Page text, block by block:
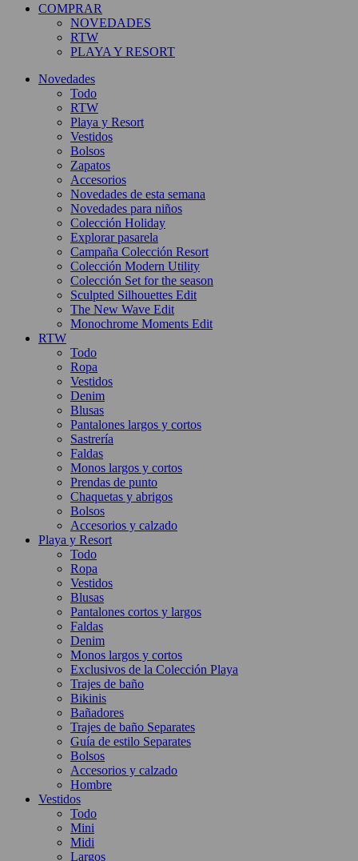
COMPRAR
NOVEDADES
RTW
PLAYA Y RESORT
Novedades
Todo
RTW
Playa y Resort
Vestidos
Bolsos
Zapatos
Accesorios
Novedades de esta semana
Novedades para niños
Colección Holiday
Explorar pasarela
Campaña Colección Resort
Colección Modern Utility
Colección Set for the season
Sculpted Silhouettes Edit
The New Wave Edit
Monochrome Moments Edit
RTW
Todo
Ropa
Vestidos
Denim
Blusas
Pantalones largos y cortos
Sastrería
Faldas
Monos largos y cortos
Prendas de punto
Chaquetas y abrigos
Bolsos
Accesorios y calzado
Playa y Resort
Todo
Ropa
Vestidos
Blusas
Pantalones cortos y largos
Faldas
Denim
Monos largos y cortos
Exclusivos de la Colección Playa
Trajes de baño
Bikinis
Bañadores
Trajes de baño Separates
Guía de estilo Separates
Bolsos
Accesorios y calzado
Hombre
Vestidos
Todo
Mini
Midi
Largos